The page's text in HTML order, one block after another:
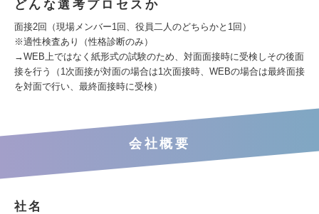
どんな選考プロセスか
面接2回（現場メンバー1回、役員二人のどちらかと1回）
※適性検査あり（性格診断のみ）
→WEB上ではなく紙形式の試験のため、対面面接時に受検しその後面
接を行う（1次面接が対面の場合は1次面接時、WEBの場合は最終面接
を対面で行い、最終面接時に受検）
会社概要
社名